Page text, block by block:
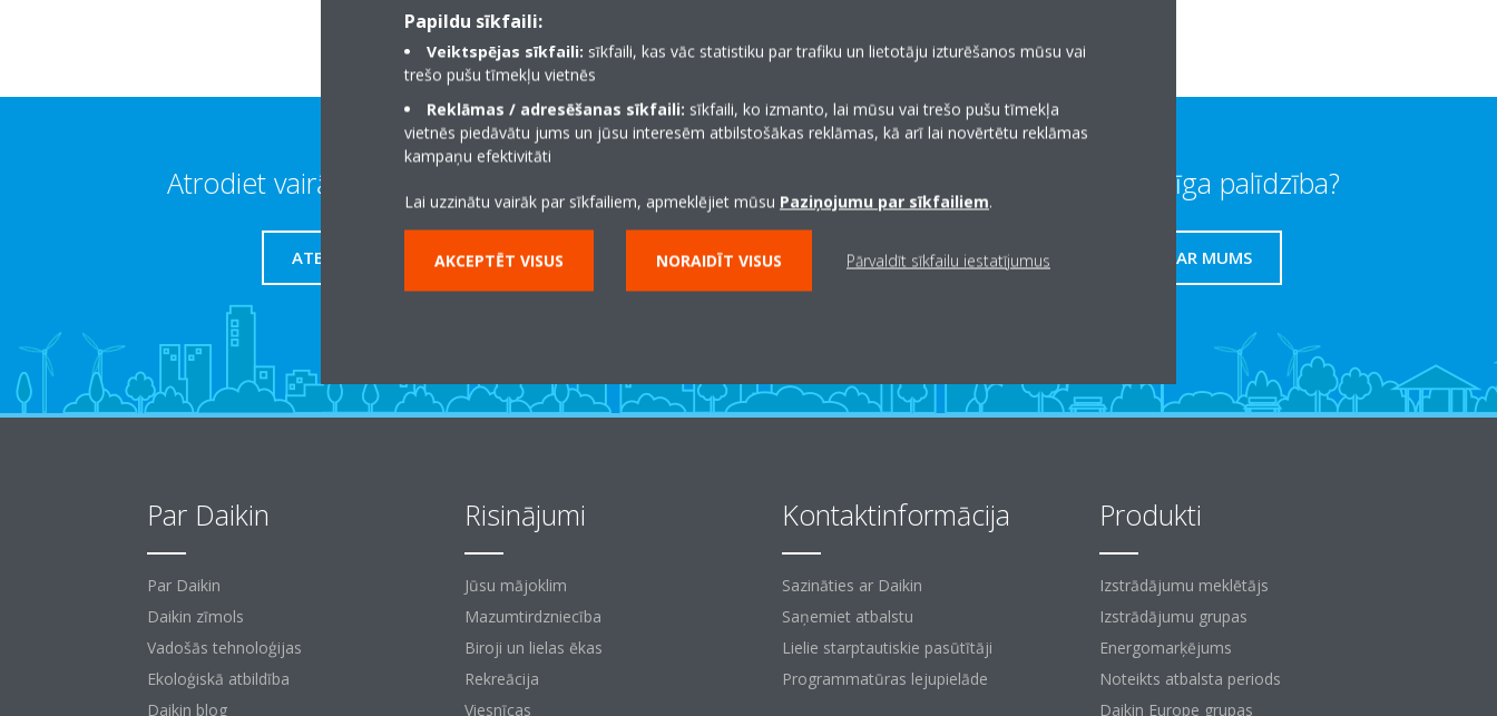
Atrodiet vairāk informācijas
ATBALSTS
Vai jums vajadzīga palīdzība?
SAZINIETIES AR MUMS
Par Daikin
Par Daikin
Daikin zīmols
Vadošās tehnoloģijas
Ekoloģiskā atbildība
Daikin blog
Risinājumi
Jūsu mājoklim
Mazumtirdzniecība
Biroji un lielas ēkas
Rekreācija
Viesnīcas
Kontaktinformācija
Sazināties ar Daikin
Saņemiet atbalstu
Lielie starptautiskie pasūtītāji
Programmatūras lejupielāde
Produkti
Izstrādājumu meklētājs
Izstrādājumu grupas
Energomarķējums
Noteikts atbalsta periods
Daikin Europe grupas
Papildu sīkfaili:
Veiktspējas sīkfaili: sīkfaili, kas vāc statistiku par trafiku un lietotāju izturēšanos mūsu vai
trešo pušu tīmekļu vietnēs
Reklāmas / adresēšanas sīkfaili: sīkfaili, ko izmanto, lai mūsu vai trešo pušu tīmekļa
vietnēs piedāvātu jums un jūsu interesēm atbilstošākas reklāmas, kā arī lai novērtētu reklāmas
kampaņu efektivitāti
Lai uzzinātu vairāk par sīkfailiem, apmeklējiet mūsu Paziņojumu par sīkfailiem.
AKCEPTĒT VISUS NORAIDĪT VISUS Pārvaldīt sīkfailu iestatījumus